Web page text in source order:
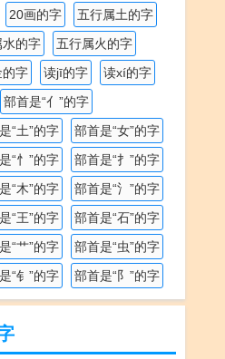
20画的字
五行属土的字
的字
五行属火的字
的字 读jī的字
读xí的字
部首是“亻”的字
“土”的字
部首是“女”的字
“忄”的字
部首是“扌”的字
“木”的字
部首是“氵”的字
“王”的字
部首是“石”的字
“艹”的字
部首是“虫”的字
“钅”的字 部首是“阝”的字